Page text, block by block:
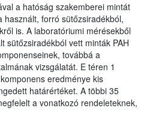
a hatóság szakemberei mintát
használt, forró sütőzsiradékból,
is. A laboratóriumi mérésekből
sütőzsiradékból vett minták PAH
továbbá a
vizsgálatát. E téren 1
eredménye kis
határértéket. A többi 35
a vonatkozó rendeleteknek,